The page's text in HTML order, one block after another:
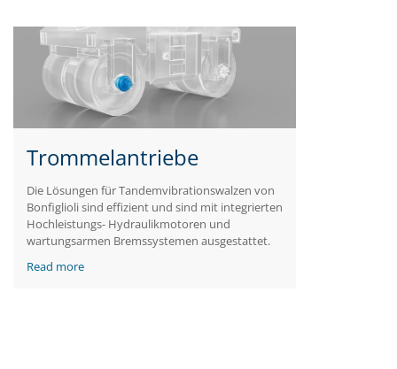
Trommelantriebe
Die Lösungen für Tandemvibrationswalzen von
Bonfiglioli sind effizient und sind mit integrierten
Hochleistungs- Hydraulikmotoren und
wartungsarmen Bremssystemen ausgestattet.
Read more